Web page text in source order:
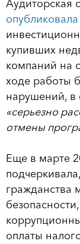
Аудиторская
опубликовала
купивших
компаний на
ходе работы
нарушений, в
«серьезно
отмены
Еще в марте
гражданства
оплаты